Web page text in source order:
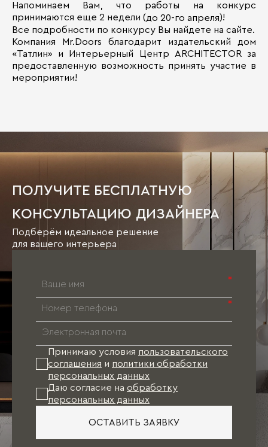
Напоминаем Вам, что работы на конкурс
принимаются еще 2 недели (до 20-го апреля)!
Все подробности по конкурсу Вы найдете на сайте.
Компания Mr.Doors благодарит издательский дом
«Татлин» и Интерьерный Центр ARCHITECTOR за
предоставленную возможность принять участие в
мероприятии!
ПОЛУЧИТЕ БЕСПЛАТНУЮ
КОНСУЛЬТАЦИЮ ДИЗАЙНЕРА
Подберём идеальное решение
для вашего интерьера
*
*
Принимаю условия пользовательского
соглашения и политики обработки
персональных данных
Даю согласие на обработку
персональных данных
ОСТАВИТЬ ЗАЯВКУ